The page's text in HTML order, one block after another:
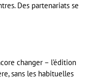
Des partenariats se
changer – l’édition
sans les habituelles